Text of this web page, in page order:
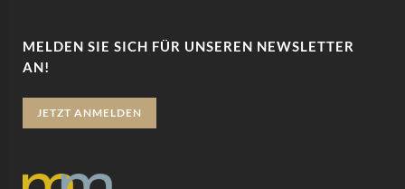
MELDEN SIE SICH FÜR UNSEREN NEWSLETTER
AN!
JETZT ANMELDEN